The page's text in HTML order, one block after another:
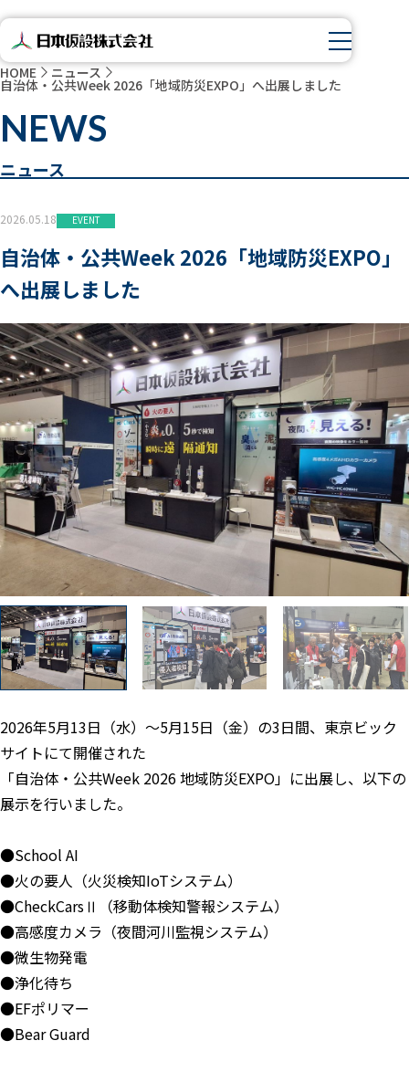
HOME ニュース
自治体・公共Week 2026「地域防災EXPO」へ出展しました
NEWS
ニュース
2026.05.18 EVENT
自治体・公共Week 2026「地域防災EXPO」
へ出展しました
2026年5月13日（水）～5月15日（金）の3日間、東京ビック
サイトにて開催された
「自治体・公共Week 2026 地域防災EXPO」に出展し、以下の
展示を行いました。
●School AI
●火の要人（火災検知IoTシステム）
●CheckCarsⅡ（移動体検知警報システム）
●高感度カメラ（夜間河川監視システム）
●微生物発電
●浄化待ち
●EFポリマー
●Bear Guard